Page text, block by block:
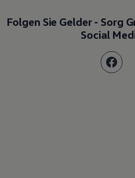
Folgen Sie Gelder - Sorg
Social